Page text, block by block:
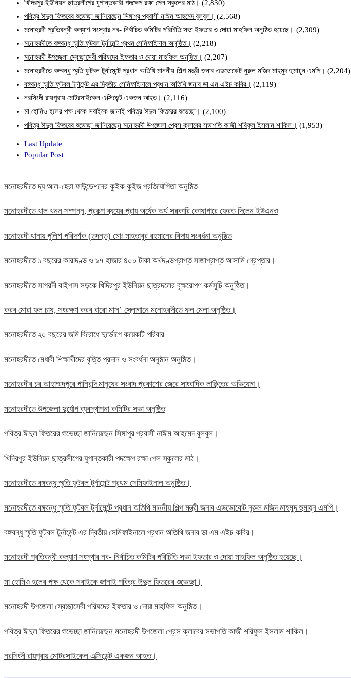
খিদিরপুর ইউনিয়ন ছাত্রলীগের যুগান্তকারী পদক্ষেপ রক্ষা পেল স্কুলের মাঠ। (2,830)
পবিত্র ঈদুল ফিতরের শুভেচ্ছা জানিয়েছেন সিঙ্গাপুর প্রবাসী নাঈম আহমেদ বুলবুল। (2,568)
মনোহরদী প্রতিবন্ধী কল্যাণ সংস্থার নব- নির্বাচিত কমিটির পরিচিতি সভা ইফতার ও দোয়া মাহফিল অনুষ্ঠিত হয়েছে। (2,309)
মনোহরদীতে বঙ্গবন্ধু স্মৃতি ফুটবল টুর্নামেন্ট প্রথম সেমিফাইনাল অনুষ্ঠিত। (2,218)
মনোহরদী উপজেলা স্বেচ্ছাসেবী পরিষদের ইফতার ও দোয়া মাহফিল অনুষ্ঠিত। (2,207)
মনোহরদীতে বঙ্গবন্ধু স্মৃতি ফুটবল টুর্নামেন্টে প্রধান অতিথি মাননীয় শিল্প মন্ত্রী জনাব এডভোকেট নুরুল মজিদ মাহমুদ হুমায়ূন এমপি। (2,204)
বঙ্গবন্ধু স্মৃতি ফুটবল টুর্নামেন্ট এর দ্বিতীয় সেমিফাইনালে প্রধান অতিথি জনাব ডা এম এইচ কবির। (2,119)
নরসিংদী রায়পুরায় মোটরসাইকেল এক্সিডেন্ট একজন আহত। (2,116)
মা হোমিও হলের পক্ষ থেকে সবাইকে জানাই পবিত্র ঈদুল ফিতরের শুভেচ্ছা। (2,100)
পবিত্র ঈদুল ফিতরের শুভেচ্ছা জানিয়েছেন মনোহরদী উপজেলা প্রেস ক্লাবের সভাপতি কাজী শরিফুল ইসলাম শাকিল। (1,953)
Last Update
Popular Post
মনোহরদীতে দ্য আল-হেরা ফাউন্ডেশনের কুইক কুইজ প্রতিযোগিতা অনুষ্ঠিত
মনোহরদীতে খাল খনন সম্পন্ন, প্রকল্প ব্যয়ের প্রায় অর্ধেক অর্থ সরকারি কোষাগারে ফেরত দিলেন ইউএনও
মনোহরদী থানায় পুলিশ পরিদর্শক (তদন্ত) মোঃ মাহতাবুর রহমানের বিদায় সংবর্ধনা অনুষ্ঠিত
মনোহরদীতে ১ বছরের কারাদণ্ড ও ৯৭ হাজার ৪০০ টাকা অর্থদণ্ডপ্রাপ্ত সাজাপ্রাপ্ত আসামি গ্রেপ্তার।
মনোহরদীতে সাগরদী বাইপাস সড়কে খিদিরপুর ইউনিয়ন ছাত্রদলের বৃক্ষরোপণ কর্মসূচি অনুষ্ঠিত।
করব মোরা ফল চাষ, সংরক্ষণ করব বারো মাস’ স্লোগানে মনোহরদীতে ফল মেলা অনুষ্ঠিত।
মনোহরদীতে ২০ বছরের জমি বিরোধে দুর্ভোগে কয়েকটি পরিবার
মনোহরদীতে মেধাবী শিক্ষার্থীদের বৃত্তি প্রদান ও সংবর্ধনা অনুষ্ঠান অনুষ্ঠিত।
মনোহরদীর চর আহাম্মদপুরে পানিবন্দি মানুষের সংবাদ প্রকাশের জেরে সাংবাদিক লাঞ্ছিতের অভিযোগ।
মনোহরদীতে উপজেলা দুর্যোগ ব্যবস্থাপনা কমিটির সভা অনুষ্ঠিত
পবিত্র ঈদুল ফিতরের শুভেচ্ছা জানিয়েছেন সিঙ্গাপুর প্রবাসী নাঈম আহমেদ বুলবুল।
খিদিরপুর ইউনিয়ন ছাত্রলীগের যুগান্তকারী পদক্ষেপ রক্ষা পেল স্কুলের মাঠ।
মনোহরদীতে বঙ্গবন্ধু স্মৃতি ফুটবল টুর্নামেন্ট প্রথম সেমিফাইনাল অনুষ্ঠিত।
মনোহরদীতে বঙ্গবন্ধু স্মৃতি ফুটবল টুর্নামেন্টে প্রধান অতিথি মাননীয় শিল্প মন্ত্রী জনাব এডভোকেট নুরুল মজিদ মাহমুদ হুমায়ূন এমপি।
বঙ্গবন্ধু স্মৃতি ফুটবল টুর্নামেন্ট এর দ্বিতীয় সেমিফাইনালে প্রধান অতিথি জনাব ডা এম এইচ কবির।
মনোহরদী প্রতিবন্ধী কল্যাণ সংস্থার নব- নির্বাচিত কমিটির পরিচিতি সভা ইফতার ও দোয়া মাহফিল অনুষ্ঠিত হয়েছে।
মা হোমিও হলের পক্ষ থেকে সবাইকে জানাই পবিত্র ঈদুল ফিতরের শুভেচ্ছা।
মনোহরদী উপজেলা স্বেচ্ছাসেবী পরিষদের ইফতার ও দোয়া মাহফিল অনুষ্ঠিত।
পবিত্র ঈদুল ফিতরের শুভেচ্ছা জানিয়েছেন মনোহরদী উপজেলা প্রেস ক্লাবের সভাপতি কাজী শরিফুল ইসলাম শাকিল।
নরসিংদী রায়পুরায় মোটরসাইকেল এক্সিডেন্ট একজন আহত।